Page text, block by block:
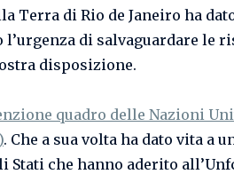
Terra di Rio de Janeiro ha
di salvaguardare le
disposizione.
quadro delle Nazioni
. Che a sua volta ha dato vita a
che hanno aderito